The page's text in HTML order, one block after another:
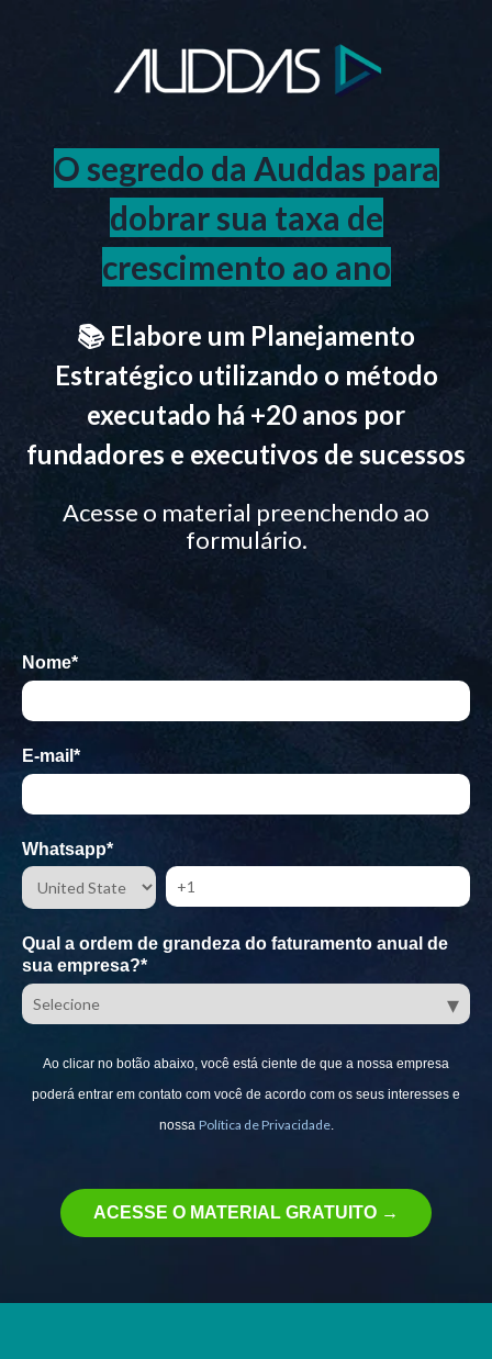
O segredo da Auddas para
dobrar sua taxa de
crescimento ao ano
📚 Elabore um Planejamento
Estratégico utilizando o método
executado há +20 anos por
fundadores e executivos de sucessos
Acesse o material preenchendo ao
formulário.
Nome*
E-mail *
Whatsapp*
Qual a ordem de grandeza do faturamento anual de
sua empresa?*
Ao clicar no botão abaixo, você está ciente de que a nossa empresa
poderá entrar em contato com você de acordo com os seus interesses e
nossa Política de Privacidade.